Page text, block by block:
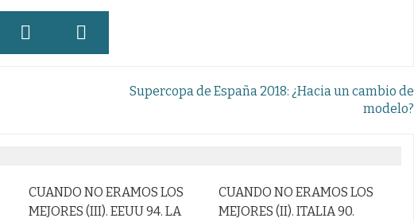
Supercopa de España 2018: ¿Hacia un cambio de
modelo?
CUANDO NO ERAMOS LOS
MEJORES (III). EEUU 94. LA
CUANDO NO ERAMOS LOS
MEJORES (II). ITALIA 90.